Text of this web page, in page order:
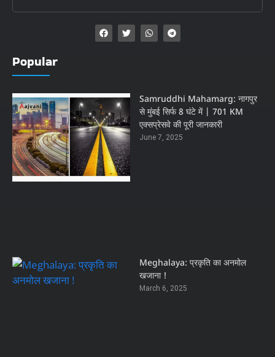
Popular
Samruddhi Mahamarg: नागपुर
से मुंबई सिर्फ 8 घंटे में | 701 KM
एक्सप्रेसवे की पूरी जानकारी
June 7, 2025
Meghalaya: प्रकृति का अनमोल
खजाना !
March 6, 2025